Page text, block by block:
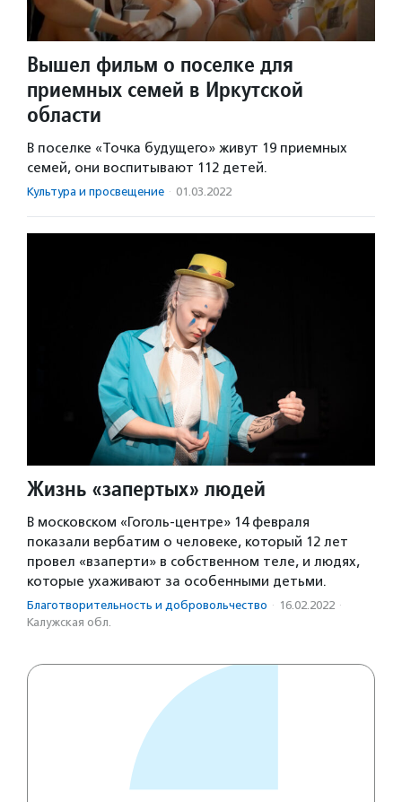
Вышел фильм о поселке для
приемных семей в Иркутской
области
В поселке «Точка будущего» живут 19 приемных
семей, они воспитывают 112 детей.
Культура и просвещение · 01.03.2022
Жизнь «запертых» людей
В московском «Гоголь-центре» 14 февраля
показали вербатим о человеке, который 12 лет
провел «взаперти» в собственном теле, и людях,
которые ухаживают за особенными детьми.
Благотвори­тель­ность и доброволь­чест­во · 16.02.2022 ·
Калужская обл.